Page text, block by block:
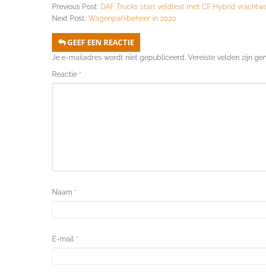
Previous Post: DAF Trucks start veldtest met CF Hybrid
Next Post: Wagenparkbeheer in 2020
GEEF EEN REACTIE
Je e-mailadres wordt niet gepubliceerd. Vereiste velden zijn
Reactie *
Naam *
E-mail *